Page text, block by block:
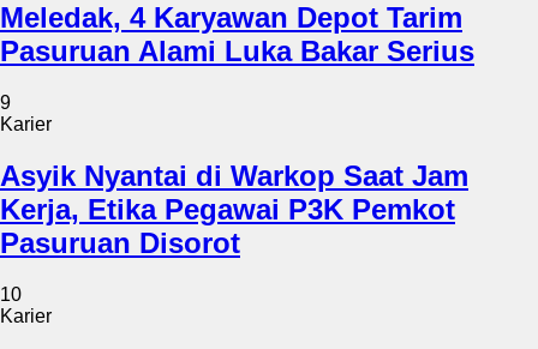
Meledak, 4 Karyawan Depot Tarim
Pasuruan Alami Luka Bakar Serius
9
Karier
Asyik Nyantai di Warkop Saat Jam
Kerja, Etika Pegawai P3K Pemkot
Pasuruan Disorot
10
Karier